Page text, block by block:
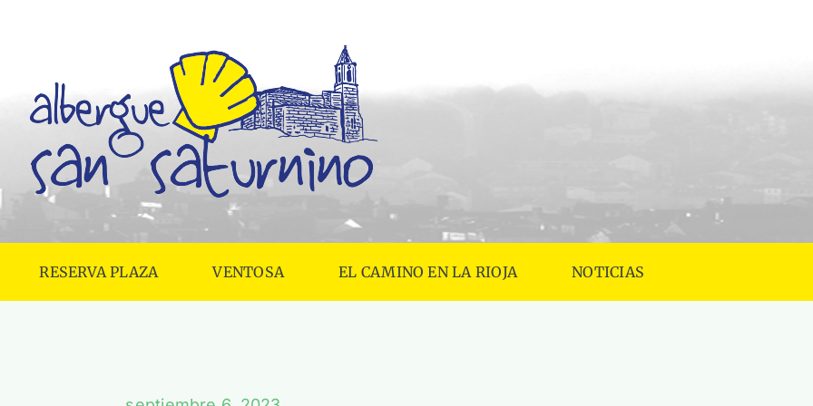
RESERVA PLAZA VENTOSA EL CAMINO EN LA RIOJA NOTICIAS